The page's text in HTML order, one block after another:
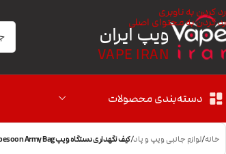
رد کردن به ناوبری
رد کردن به محتوای اصلی
ویپ ایران
VAPE IRAN
دسته‌بندی محصولات
خانه/لوازم جانبی ویپ و پاد/کیف نگهداری دستگاه ویپ Vapesoon Army Bag مشکی